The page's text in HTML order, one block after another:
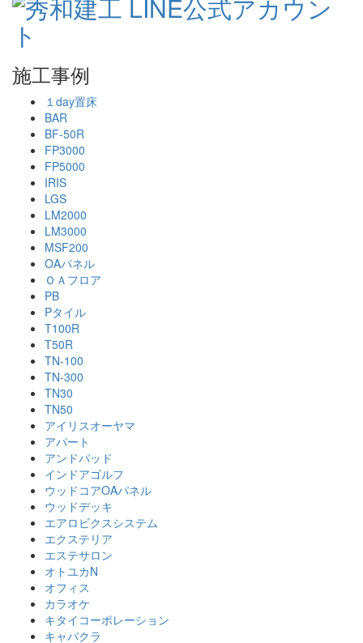
施工事例
１day置床
BAR
BF-50R
FP3000
FP5000
IRIS
LGS
LM2000
LM3000
MSF200
OAパネル
ＯＡフロア
PB
Pタイル
T100R
T50R
TN-100
TN-300
TN30
TN50
アイリスオーヤマ
アパート
アンドパッド
インドアゴルフ
ウッドコアOAパネル
ウッドデッキ
エアロビクスシステム
エクステリア
エステサロン
オトユカN
オフィス
カラオケ
キタイコーポレーション
キャバクラ